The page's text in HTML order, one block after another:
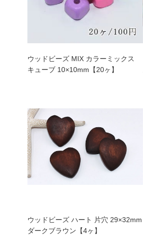
ウッドビーズ MIX カラーミックス
キューブ 10×10mm【20ヶ】
ウッドビーズ ハート 片穴 29×32mm
ダークブラウン【4ヶ】